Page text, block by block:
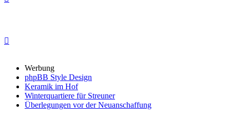
Werbung
phpBB Style Design
Keramik im Hof
Winterquartiere für Streuner
Überlegungen vor der Neuanschaffung